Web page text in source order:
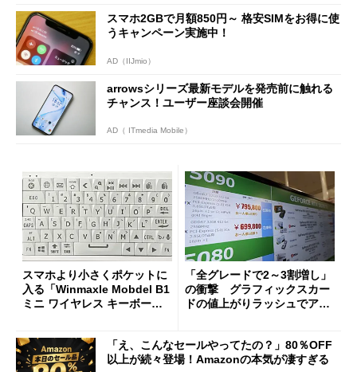
スマホ2GBで月額850円～ 格安SIMをお得に使
うキャンペーン実施中！
AD（IIJmio）
arrowsシリーズ最新モデルを発売前に触れる
チャンス！ユーザー座談会開催
AD（ ITmedia Mobile）
スマホより小さくポケットに
入る「Winmaxle Mobdel B1
ミニ ワイヤレス キーボー
「全グレードで2～3割増し」
の衝撃 グラフィックスカー
ドの値上がりラッシュでアキ
「え、こんなセールやってたの？」80％OFF
以上が続々登場！Amazonの本気が凄すぎる